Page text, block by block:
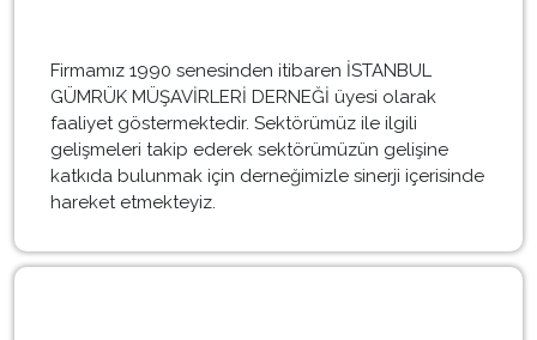
Firmamız 1990 senesinden itibaren İSTANBUL
GÜMRÜK MÜŞAVİRLERİ DERNEĞİ üyesi olarak
faaliyet göstermektedir. Sektörümüz ile ilgili
gelişmeleri takip ederek sektörümüzün gelişine
katkıda bulunmak için derneğimizle sinerji içerisinde
hareket etmekteyiz.